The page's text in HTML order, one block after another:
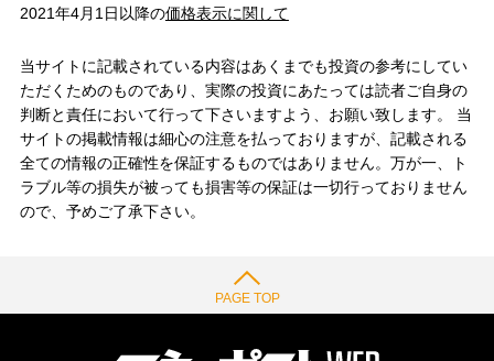
2021年4月1日以降の価格表示に関して
当サイトに記載されている内容はあくまでも投資の参考にしてい
ただくためのものであり、実際の投資にあたっては読者ご自身の
判断と責任において行って下さいますよう、お願い致します。 当
サイトの掲載情報は細心の注意を払っておりますが、記載される
全ての情報の正確性を保証するものではありません。万が一、ト
ラブル等の損失が被っても損害等の保証は一切行っておりません
ので、予めご了承下さい。
PAGE TOP